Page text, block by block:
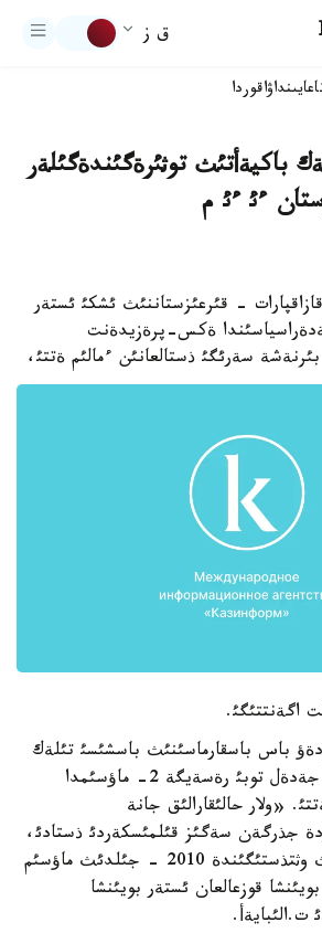
ق ز
اقوردا
باكيةأتئث توثئرةگئندةگئلةر
ءئ ءئ م
قازاقپارات - قئرعئزستاننئث ئشكئ ئستةر
ةكس-پرةزيدةنت
سةرئگئ ذستالعانئن ءمالئم ةتتئ،
اگةنتتئگئ.
باس باسقارماسئنئث باسشئسئ تئلةك
الئبايةأ، باسقارمانئث جةدةل توبئ رةسةيگة 2- ماؤسئمدا
«ولار حالئقارالئق جانة
جذرگةن سةگئز قئلمئسكةردئ ذستادئ،
ولاردئث ذشةؤئ ةلدئث وثتذستئگئندة 2010 - جئلدئث ماؤسئم
قوزعالعان ئستةر بويئنشا